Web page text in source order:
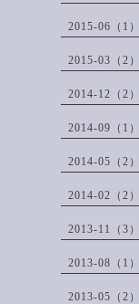
2015-06（1）
2015-03（2）
2014-12（2）
2014-09（1）
2014-05（2）
2014-02（2）
2013-11（3）
2013-08（1）
2013-05（2）